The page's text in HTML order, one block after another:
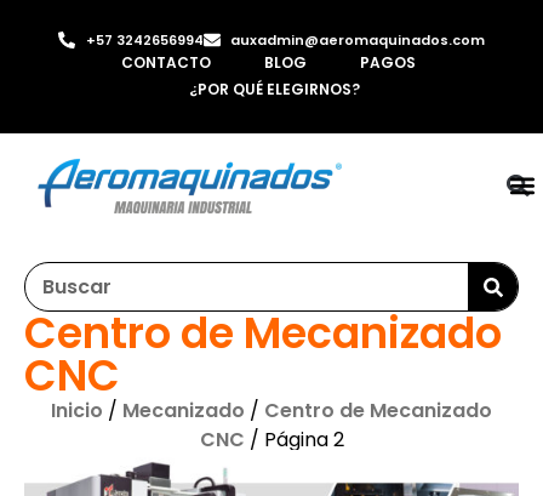
+57 3242656994 auxadmin@aeromaquinados.com
CONTACTO BLOG
PAGOS
¿POR QUÉ ELEGIRNOS?
Centro de Mecanizado
CNC
Inicio / Mecanizado / Centro de Mecanizado
CNC / Página 2